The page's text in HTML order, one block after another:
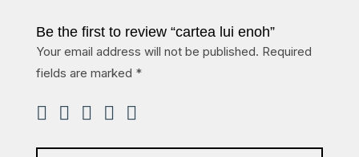
Be the first to review “cartea lui enoh”
Your email address will not be published. Required
fields are marked *